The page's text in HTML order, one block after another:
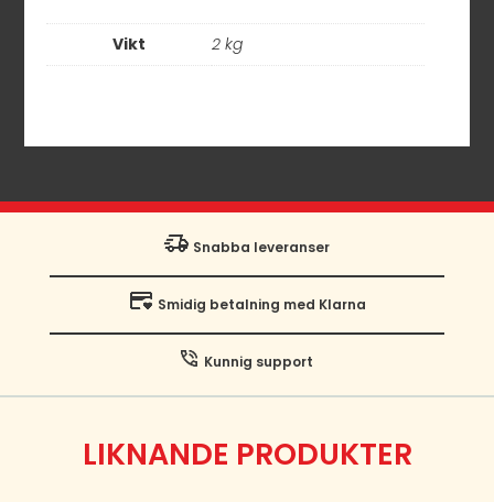
Vikt 2 kg
Snabba leveranser
Smidig betalning med Klarna
Kunnig support
LIKNANDE PRODUKTER